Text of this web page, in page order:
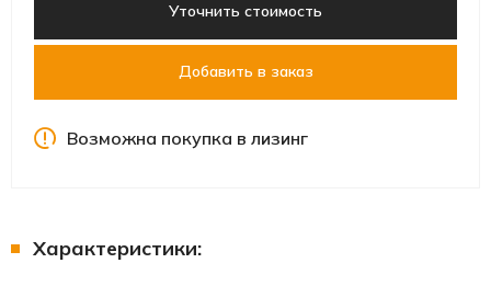
Уточнить стоимость
Добавить в заказ
Возможна покупка в лизинг
Характеристики: